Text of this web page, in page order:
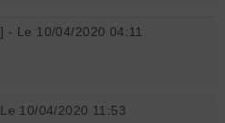
- Le 10/04/2020 04:11
10/04/2020 11:53